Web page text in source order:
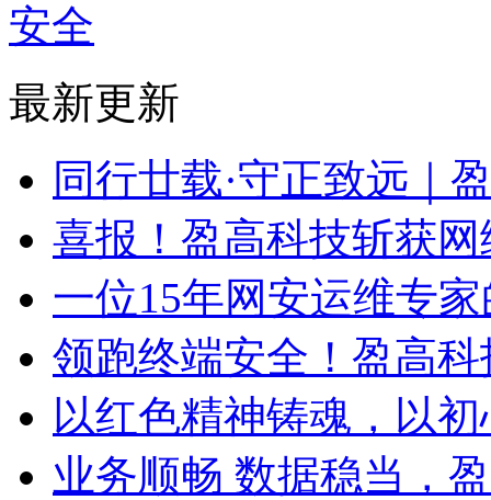
安全
最新更新
同行廿载·守正致远｜
喜报！盈高科技斩获
一位15年网安运维专
领跑终端安全！盈高
以红色精神铸魂，以
业务顺畅 数据稳当，